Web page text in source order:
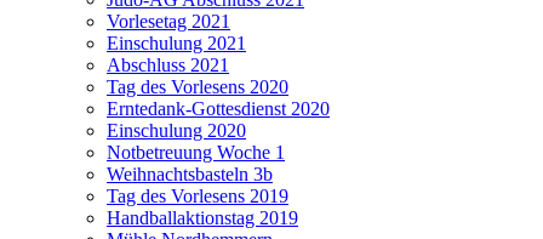
Vorlesetag 2021
Einschulung 2021
Abschluss 2021
Tag des Vorlesens 2020
Erntedank-Gottesdienst 2020
Einschulung 2020
Notbetreuung Woche 1
Weihnachtsbasteln 3b
Tag des Vorlesens 2019
Handballaktionstag 2019